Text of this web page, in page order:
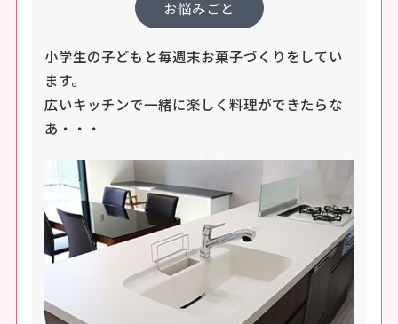
お悩みごと
小学生の子どもと毎週末お菓子づくりをしてい
ます。
広いキッチンで一緒に楽しく料理ができたらな
あ・・・